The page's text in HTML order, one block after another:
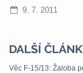
9. 7. 2011
DALŠÍ
Věc F-15/13: Žaloba